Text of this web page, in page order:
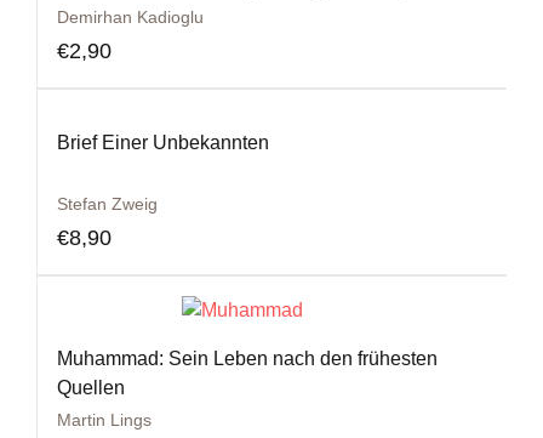
die Propheten
Demirhan Kadioglu
€2,90
Brief Einer Unbekannten
Stefan Zweig
€8,90
Muhammad: Sein Leben nach den frühesten
Quellen
Martin Lings